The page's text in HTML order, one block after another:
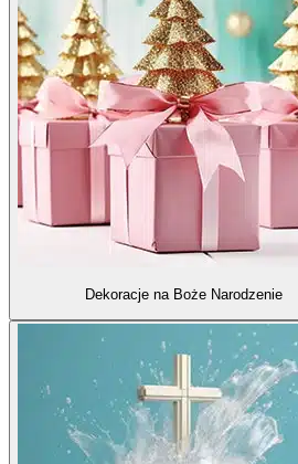
Dekoracje na Boże Narodzenie